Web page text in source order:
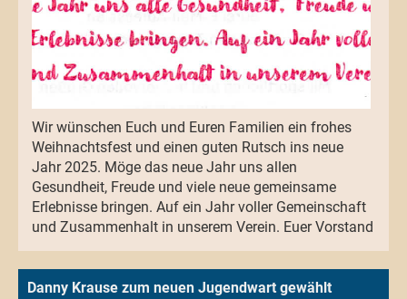
Wir wünschen Euch und Euren Familien ein frohes
Weihnachtsfest und einen guten Rutsch ins neue
Jahr 2025. Möge das neue Jahr uns allen
Gesundheit, Freude und viele neue gemeinsame
Erlebnisse bringen. Auf ein Jahr voller Gemeinschaft
und Zusammenhalt in unserem Verein. Euer Vorstand
Danny Krause zum neuen Jugendwart gewählt